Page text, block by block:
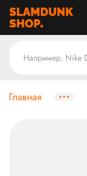
Главная